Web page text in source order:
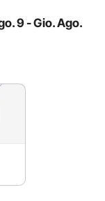
9 - Gio. Ago.